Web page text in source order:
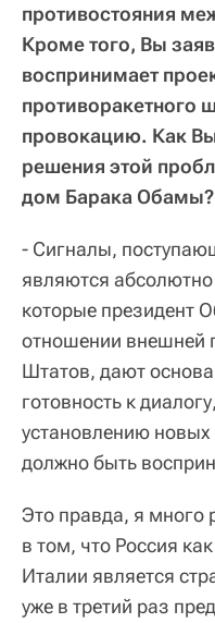
противостояния
Кроме того, Вы
воспринимает
противоракетного
провокацию. Как
решения этой
дом Барака Обамы?
- Сигналы,
являются
которые президент
отношении внешней
Штатов, дают
готовность к
установлению
должно быть
Это правда, я много
в том, что Россия
Италии является
уже в третий раз